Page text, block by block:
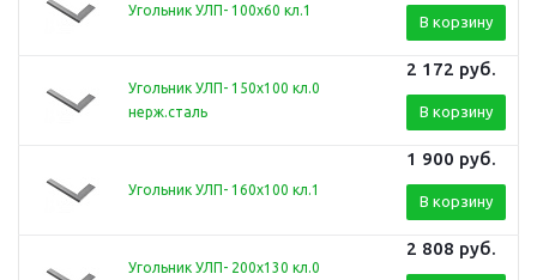
Угольник УЛП- 100х60 кл.1
В корзину
Угольник УЛП- 150х100 кл.0
нерж.сталь
2 172 руб.
В корзину
Угольник УЛП- 160х100 кл.1
1 900 руб.
В корзину
Угольник УЛП- 200х130 кл.0
2 808 руб.